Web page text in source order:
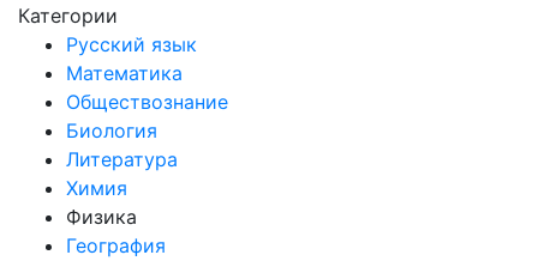
Категории
Русский язык
Математика
Обществознание
Биология
Литература
Химия
Физика
География